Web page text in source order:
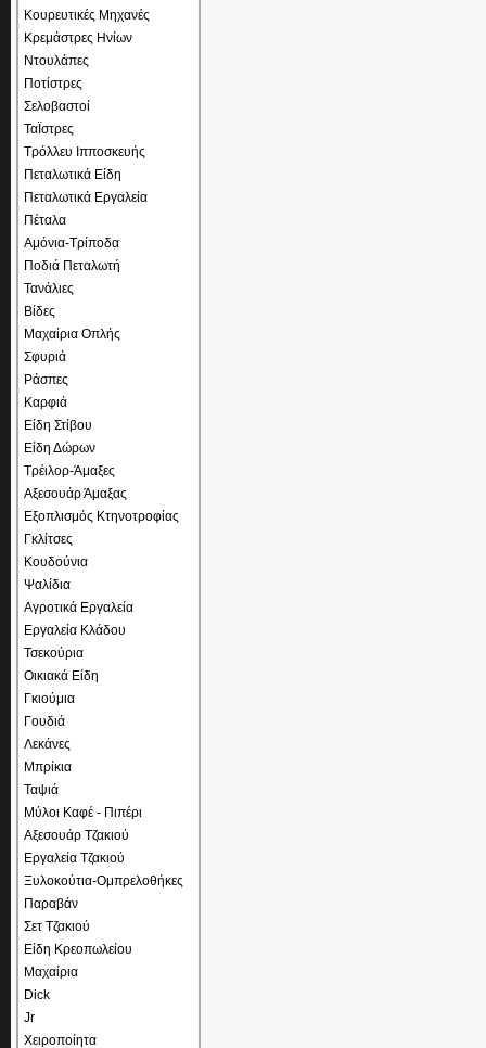
Κουρευτικές Μηχανές
Κρεμάστρες Ηνίων
Ντουλάπες
Ποτίστρες
Σελοβαστοί
ΤαΪστρες
Τρόλλευ Ιπποσκευής
Πεταλωτικά Είδη
Πεταλωτικά Εργαλεία
Πέταλα
Αμόνια-Τρίποδα
Ποδιά Πεταλωτή
Τανάλιες
Βίδες
Μαχαίρια Οπλής
Σφυριά
Ράσπες
Καρφιά
Είδη Στίβου
Είδη Δώρων
Τρέιλορ-Άμαξες
Αξεσουάρ Άμαξας
Εξοπλισμός Κτηνοτροφίας
Γκλίτσες
Κουδούνια
Ψαλίδια
Αγροτικά Εργαλεία
Εργαλεία Κλάδου
Τσεκούρια
Οικιακά Είδη
Γκιούμια
Γουδιά
Λεκάνες
Μπρίκια
Ταψιά
Μύλοι Καφέ - Πιπέρι
Αξεσουάρ Τζακιού
Εργαλεία Τζακιού
Ξυλοκούτια-Ομπρελοθήκες
Παραβάν
Σετ Τζακιού
Είδη Κρεοπωλείου
Μαχαίρια
Dick
Jr
Χειροποίητα